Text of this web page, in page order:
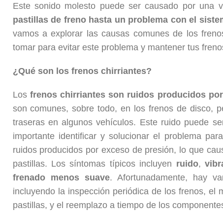
Este sonido molesto puede ser causado por una
pastillas de freno hasta un problema con el
vamos a explorar las causas comunes de los
tomar para evitar este problema y mantener tus
¿Qué son los frenos chirriantes?
Los frenos chirriantes son ruidos producidos
son comunes, sobre todo, en los frenos de disco,
traseras en algunos vehículos. Este ruido puede
importante identificar y solucionar el problema
ruidos producidos por exceso de presión, lo que
pastillas. Los síntomas típicos incluyen ruido,
frenado menos suave. Afortunadamente, hay
incluyendo la inspección periódica de los frenos, el
pastillas, y el reemplazo a tiempo de los